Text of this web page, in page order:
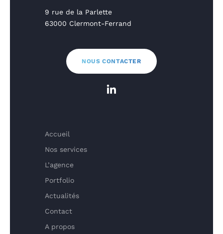
9 rue de la Parlette
63000 Clermont-Ferrand
NOUS CONTACTER
Accueil
Nos services
L’agence
Portfolio
Actualités
Contact
A propos